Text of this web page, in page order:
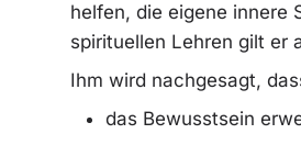
helfen, die eigene innere
spirituellen Lehren gilt er
Ihm wird nachgesagt,
das Bewusstsein